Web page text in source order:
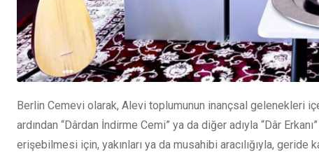
Berlin Cemevi olarak, Alevi toplumunun inançsal gelenekleri
ardından “Dârdan İndirme Cemi” ya da diğer adıyla “Dâr
erişebilmesi için, yakınları ya da musahibi aracılığıyla,